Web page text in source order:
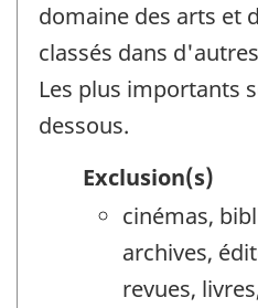
domaine des arts et
classés dans
Les plus importants
dessous.
Exclusion(s)
cinémas,
archives,
revues,